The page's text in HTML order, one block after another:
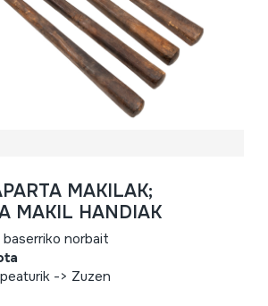
MAKILAK;
MAKIL HANDIAK
baserriko norbait
-> Zuzen